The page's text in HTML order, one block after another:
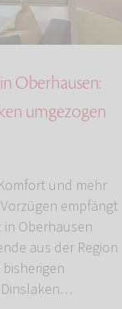
Oberhausen:
umgezogen
und mehr
empfängt
Oberhausen
aus der Region